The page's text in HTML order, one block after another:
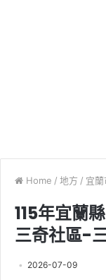
Home / 地方 / 宜蘭
115年宜蘭
三奇社區-
2026-07-09